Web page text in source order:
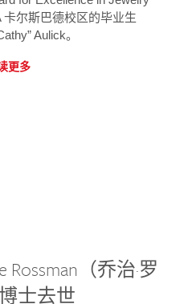
尔斯巴德校区的毕业生
Aulick。
更多
Rossman（乔治·罗
士去世